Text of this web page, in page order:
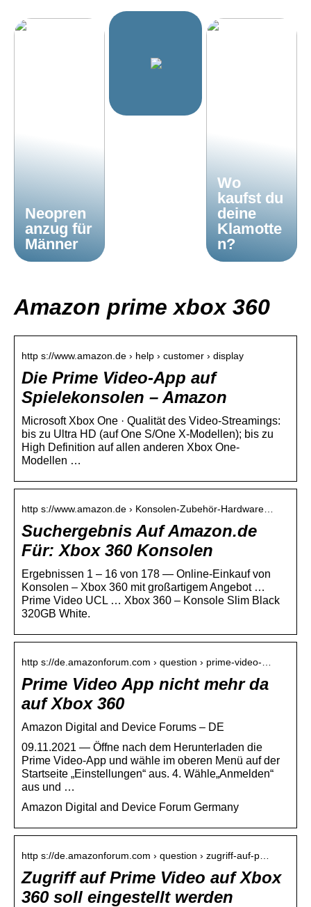
Neopren
anzug für
Männer
Wo
kaufst du
deine
Klamotte
n?
Amazon prime xbox 360
http s://www.amazon.de › help › customer › display
Die Prime Video-App auf
Spielekonsolen – Amazon
Microsoft Xbox One · Qualität des Video-Streamings:
bis zu Ultra HD (auf One S/One X-Modellen); bis zu
High Definition auf allen anderen Xbox One-
Modellen …
http s://www.amazon.de › Konsolen-Zubehör-Hardware…
Suchergebnis Auf Amazon.de
Für: Xbox 360 Konsolen
Ergebnissen 1 – 16 von 178 — Online-Einkauf von
Konsolen – Xbox 360 mit großartigem Angebot …
Prime Video UCL … Xbox 360 – Konsole Slim Black
320GB White.
http s://de.amazonforum.com › question › prime-video-…
Prime Video App nicht mehr da
auf Xbox 360
Amazon Digital and Device Forums – DE
09.11.2021 — Öffne nach dem Herunterladen die
Prime Video-App und wähle im oberen Menü auf der
Startseite „Einstellungen“ aus. 4. Wähle„Anmelden“
aus und …
Amazon Digital and Device Forum Germany
http s://de.amazonforum.com › question › zugriff-auf-p…
Zugriff auf Prime Video auf Xbox
360 soll eingestellt werden